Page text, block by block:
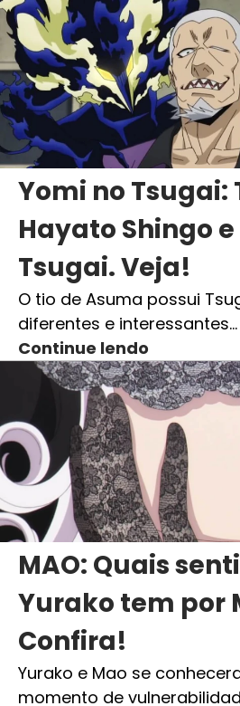
Yomi no Tsugai:
Hayato Shingo e
Tsugai. Veja!
O tio de Asuma possui
diferentes e interessantes…
Continue lendo
MAO: Quais
Yurako tem por
Confira!
Yurako e Mao se
momento de